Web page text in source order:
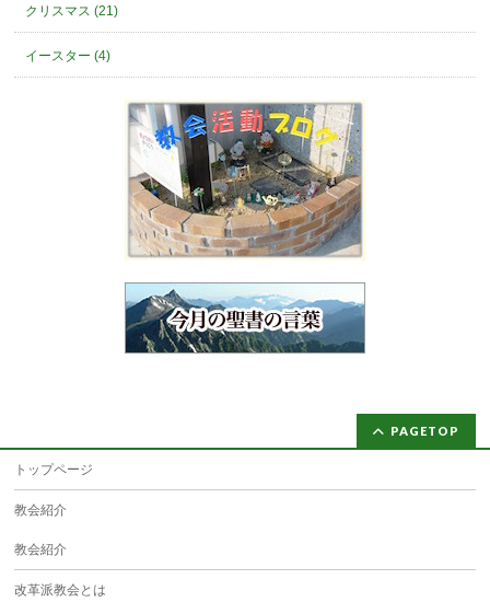
クリスマス (21)
イースター (4)
PAGETOP
トップページ
教会紹介
教会紹介
改革派教会とは